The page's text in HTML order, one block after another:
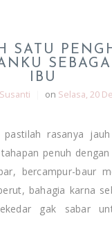
SATU
IBU
on Selasa, 20
rasanya
penuh
bercampur-baur
bahagia karna
gak sabar